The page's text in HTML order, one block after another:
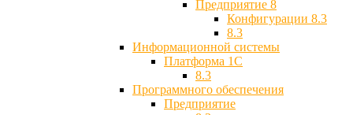
Предприятие 8
Конфигурации 8.3
8.3
Информационной системы
Платформа 1С
8.3
Программного обеспечения
Предприятие